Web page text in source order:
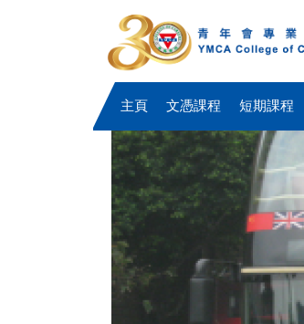
主頁 文憑課程 短期課程